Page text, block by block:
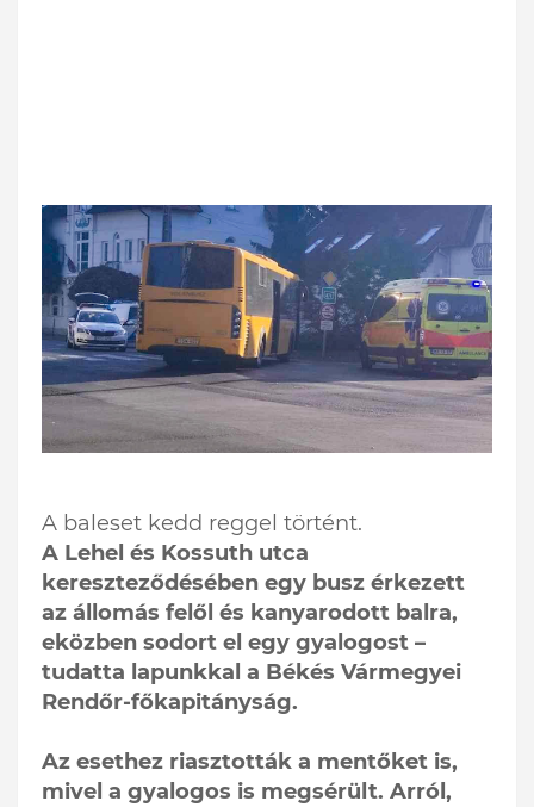
A baleset kedd reggel történt.
A Lehel és Kossuth utca
kereszteződésében egy busz érkezett
az állomás felől és kanyarodott balra,
eközben sodort el egy gyalogost –
tudatta lapunkkal a Békés Vármegyei
Rendőr-főkapitányság.
Az esethez riasztották a mentőket is,
mivel a gyalogos is megsérült. Arról,